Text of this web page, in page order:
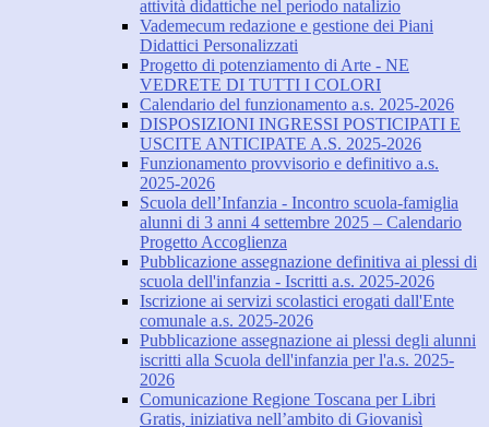
attività didattiche nel periodo natalizio
Vademecum redazione e gestione dei Piani
Didattici Personalizzati
Progetto di potenziamento di Arte - NE
VEDRETE DI TUTTI I COLORI
Calendario del funzionamento a.s. 2025-2026
DISPOSIZIONI INGRESSI POSTICIPATI E
USCITE ANTICIPATE A.S. 2025-2026
Funzionamento provvisorio e definitivo a.s.
2025-2026
Scuola dell’Infanzia - Incontro scuola-famiglia
alunni di 3 anni 4 settembre 2025 – Calendario
Progetto Accoglienza
Pubblicazione assegnazione definitiva ai plessi di
scuola dell'infanzia - Iscritti a.s. 2025-2026
Iscrizione ai servizi scolastici erogati dall'Ente
comunale a.s. 2025-2026
Pubblicazione assegnazione ai plessi degli alunni
iscritti alla Scuola dell'infanzia per l'a.s. 2025-
2026
Comunicazione Regione Toscana per Libri
Gratis, iniziativa nell’ambito di Giovanisì